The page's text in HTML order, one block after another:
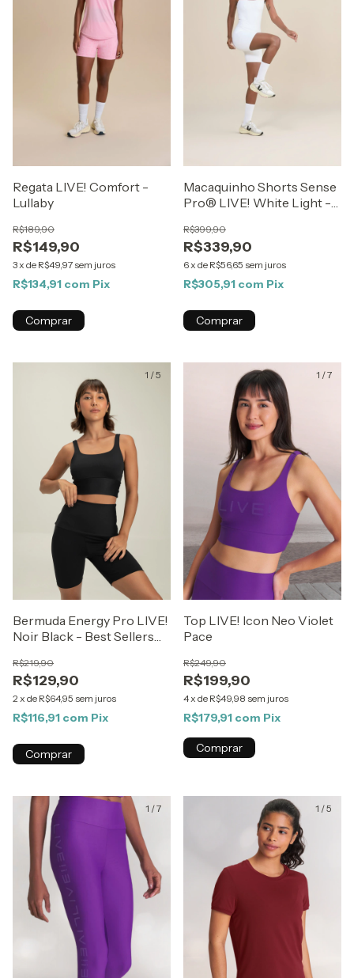
Regata LIVE! Comfort -
Lullaby
R$149,90
R$189,90
3x de R$49,97 sem juros
R$134,91 com Pix
Comprar
Macaquinho Shorts Sense
Pro® LIVE! White Light -
R$339,90
R$399,90
6x de R$56,65 sem juros
R$305,91 com Pix
Comprar
1 /5
Bermuda Energy Pro LIVE!
Noir Black - Best Sellers
R$129,90
R$219,90
2 x de R$64,95 sem juros
R$116,91 com Pix
Comprar
1 /7
Top LIVE! Icon Neo Violet
Pace
R$199,90
R$249,90
4x de R$49,98 sem juros
R$179,91 com Pix
Comprar
1 /7 1 /5